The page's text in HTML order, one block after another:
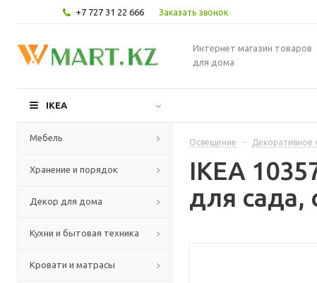
+7 727 31 22 666 Заказать звонок
Интернет магазин товаров
для дома
IKEA
Мебель
Хранение и порядок
Декор для дома
Кухни и бытовая техника
Кровати и матрасы
Освещение - Декоративное
IKEA
для сада,